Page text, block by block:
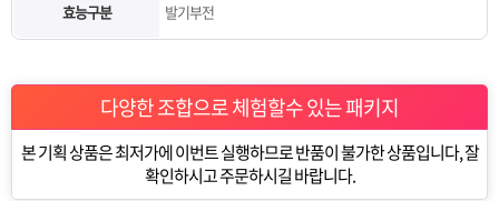
효능구분 발기부전
다양한 조합으로 체험할수 있는 패키지
본 기획 상품은 최저가에 이번트 실행하므로 반품이 불가한 상품입니다, 잘
확인하시고 주문하시길 바랍니다.